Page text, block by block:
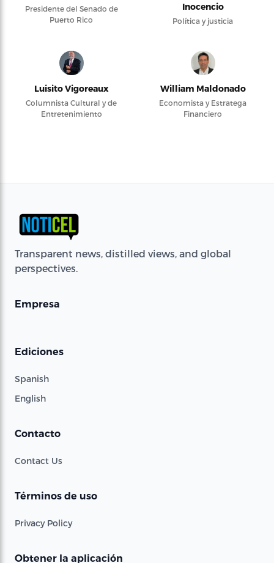
Presidente del Senado de
Puerto Rico
Inocencio
Política y justicia
Luisito Vigoreaux
Columnista Cultural y de
Entretenimiento
William Maldonado
Economista y Estratega
Financiero
Transparent news, distilled views, and global
perspectives.
Empresa
Ediciones
Spanish
English
Contacto
Contact Us
Términos de uso
Privacy Policy
Obtener la aplicación